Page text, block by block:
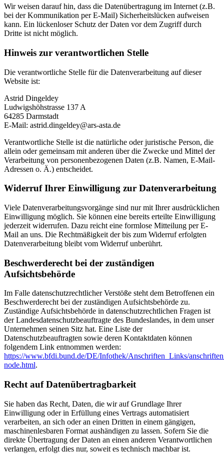
Wir weisen darauf hin, dass die Datenübertragung im Internet (z.B.
bei der Kommunikation per E-Mail) Sicherheitslücken aufweisen
kann. Ein lückenloser Schutz der Daten vor dem Zugriff durch
Dritte ist nicht möglich.
Hinweis zur verantwortlichen Stelle
Die verantwortliche Stelle für die Datenverarbeitung auf dieser
Website ist:
Astrid Dingeldey
Ludwigshöhstrasse 137 A
64285 Darmstadt
E-Mail: astrid.dingeldey@ars-asta.de
Verantwortliche Stelle ist die natürliche oder juristische Person, die
allein oder gemeinsam mit anderen über die Zwecke und Mittel der
Verarbeitung von personenbezogenen Daten (z.B. Namen, E-Mail-
Adressen o. Ä.) entscheidet.
Widerruf Ihrer Einwilligung zur Datenverarbeitung
Viele Datenverarbeitungsvorgänge sind nur mit Ihrer ausdrücklichen
Einwilligung möglich. Sie können eine bereits erteilte Einwilligung
jederzeit widerrufen. Dazu reicht eine formlose Mitteilung per E-
Mail an uns. Die Rechtmäßigkeit der bis zum Widerruf erfolgten
Datenverarbeitung bleibt vom Widerruf unberührt.
Beschwerderecht bei der zuständigen
Aufsichtsbehörde
Im Falle datenschutzrechtlicher Verstöße steht dem Betroffenen ein
Beschwerderecht bei der zuständigen Aufsichtsbehörde zu.
Zuständige Aufsichtsbehörde in datenschutzrechtlichen Fragen ist
der Landesdatenschutzbeauftragte des Bundeslandes, in dem unser
Unternehmen seinen Sitz hat. Eine Liste der
Datenschutzbeauftragten sowie deren Kontaktdaten können
folgendem Link entnommen werden:
https://www.bfdi.bund.de/DE/Infothek/Anschriften_Links/
node.html.
Recht auf Datenübertragbarkeit
Sie haben das Recht, Daten, die wir auf Grundlage Ihrer
Einwilligung oder in Erfüllung eines Vertrags automatisiert
verarbeiten, an sich oder an einen Dritten in einem gängigen,
maschinenlesbaren Format aushändigen zu lassen. Sofern Sie die
direkte Übertragung der Daten an einen anderen Verantwortlichen
verlangen, erfolgt dies nur, soweit es technisch machbar ist.